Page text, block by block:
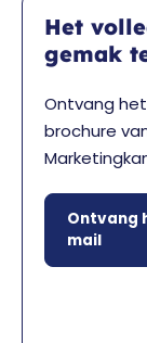
Het
gemak
Ontvang
brochure
Ontvang
mail